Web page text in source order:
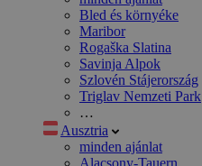
Bled és környéke
Maribor
Rogaška Slatina
Savinja Alpok
Szlovén Stájerország
Triglav Nemzeti Park
…
Ausztria
minden ajánlat
Alacsony-Tauern